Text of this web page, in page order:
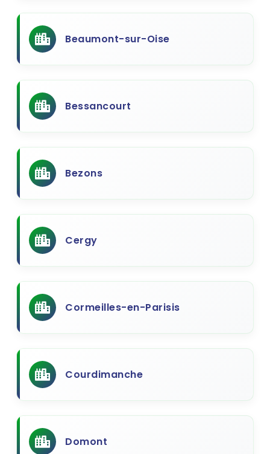
Beaumont-sur-Oise
Bessancourt
Bezons
Cergy
Cormeilles-en-Parisis
Courdimanche
Domont